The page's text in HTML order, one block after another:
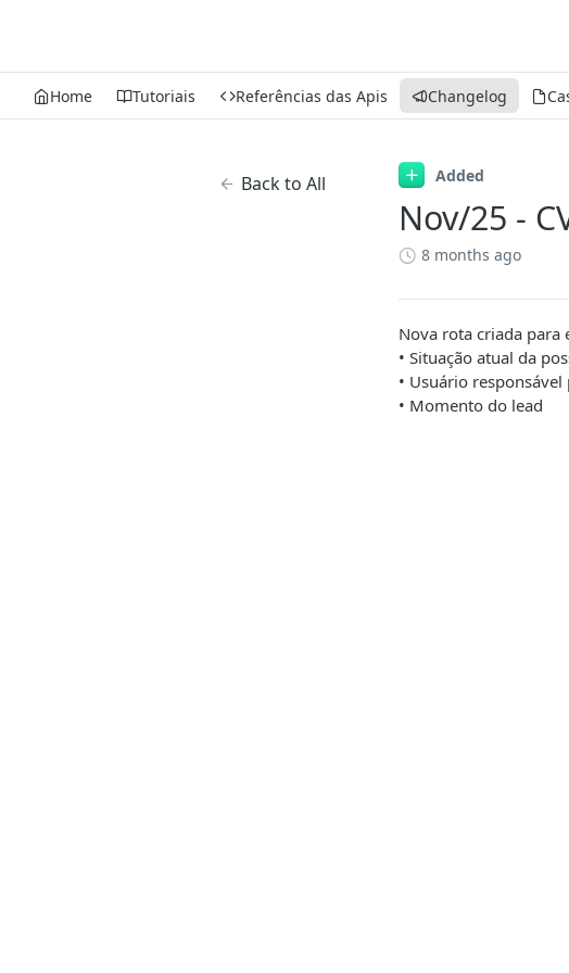
Home Tutoriais Referências das Apis Changelog
Back to All Added
Nov/25 -
8 months ago
Nova rota criada para
• Situação atual da
• Usuário
• Momento do lead